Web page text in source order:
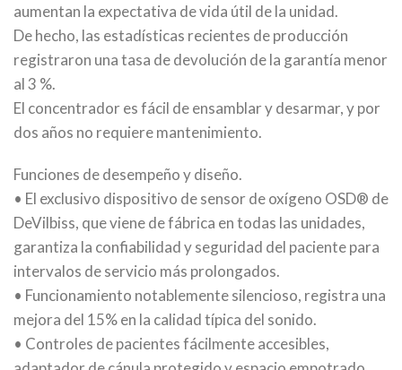
aumentan la expectativa de vida útil de la unidad.
De hecho, las estadísticas recientes de producción
registraron una tasa de devolución de la garantía menor
al 3 %.
El concentrador es fácil de ensamblar y desarmar, y por
dos años no requiere mantenimiento.
Funciones de desempeño y diseño.
• El exclusivo dispositivo de sensor de oxígeno OSD® de
DeVilbiss, que viene de fábrica en todas las unidades,
garantiza la confiabilidad y seguridad del paciente para
intervalos de servicio más prolongados.
• Funcionamiento notablemente silencioso, registra una
mejora del 15% en la calidad típica del sonido.
• Controles de pacientes fácilmente accesibles,